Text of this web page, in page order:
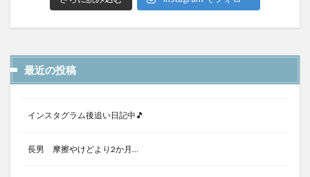
最近の投稿
インスタグラム後追い日記中🎵
長男 摩擦やけどより2か月…